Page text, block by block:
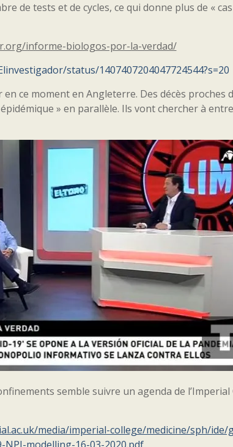
de tests et de cycles, ce qui donne plus de «
informe-biologos-por-la-verdad/
status/1407407204047724544?s=20
ce moment en Angleterre. Des décès proches
» en parallèle. Ils vont chercher à
semble suivre un agenda de l’Imperial
media/imperial-college/medicine/sph/ide/